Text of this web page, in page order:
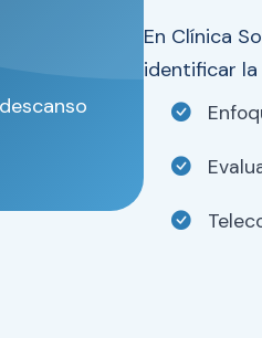
En Clínica
identificar la